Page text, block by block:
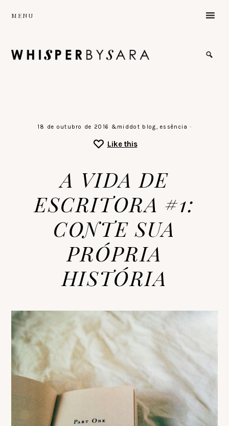
content
MENU
18 de outubro de 2016 &middot blog,essência ·
Like this
A VIDA DE
ESCRITORA #1:
CONTE SUA
PRÓPRIA
HISTÓRIA